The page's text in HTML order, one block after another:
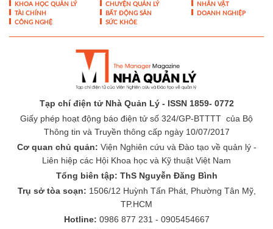
KHOA HỌC QUẢN LÝ CHUYỆN QUẢN LÝ
NHÂN VẬT
TÀI CHÍNH
BẤT ĐỘNG SẢN
DOANH NGHIỆP
CÔNG NGHỆ
SỨC KHỎE
Tạp chí điện tử Nhà Quản Lý - ISSN 1859- 0772
Giấy phép hoạt động báo điện tử số 324/GP-BTTTT của Bộ
Thông tin và Truyền thông cấp ngày 10/07/2017
Cơ quan chủ quản: Viện Nghiên cứu và Đào tạo về quản lý -
Liên hiệp các Hội Khoa học và Kỹ thuật Việt Nam
Tổng biên tập: ThS Nguyễn Đăng Bình
Trụ sở tòa soạn: 1506/12 Huỳnh Tấn Phát, Phường Tân Mỹ,
TP.HCM
Hotline: 0986 877 231 - 0905454667